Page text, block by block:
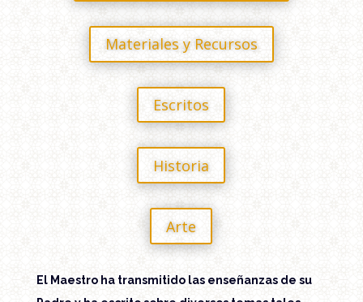
Materiales y Recursos
Escritos
Historia
Arte
El Maestro ha transmitido las enseñanzas de su